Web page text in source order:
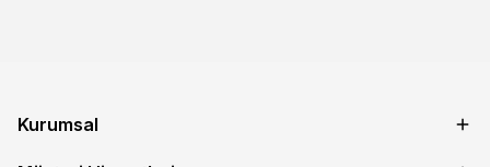
Kurumsal